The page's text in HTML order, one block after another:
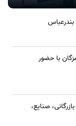
با حضور
صنایع،